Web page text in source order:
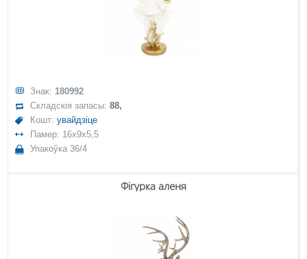
Знак: 180992
Складскія запасы:88,
Кошт:увайдзіце
Памер: 16x9x5,5
Упакоўка 36/4
Фігурка аленя